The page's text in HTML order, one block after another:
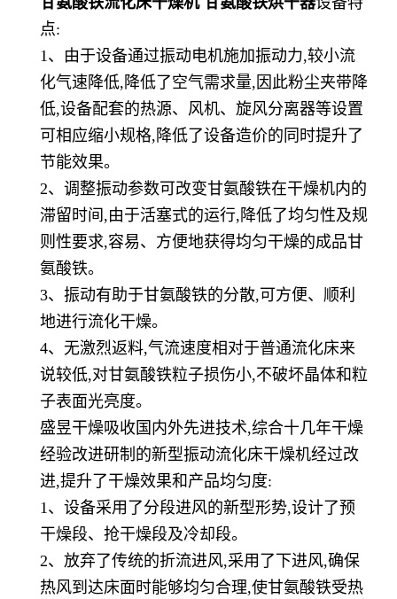
点:
1、由于设备通过振动电机施加振动力,较小流
化气速降低,降低了空气需求量,因此粉尘夹带降
低,设备配套的热源、风机、旋风分离器等设置
可相应缩小规格,降低了设备造价的同时提升了
节能效果。
2、调整振动参数可改变甘氨酸铁在干燥机内的
滞留时间,由于活塞式的运行,降低了均匀性及规
则性要求,容易、方便地获得均匀干燥的成品甘
氨酸铁。
3、振动有助于甘氨酸铁的分散,可方便、顺利
地进行流化干燥。
4、无激烈返料,气流速度相对于普通流化床来
说较低,对甘氨酸铁粒子损伤小,不破坏晶体和粒
子表面光亮度。
盛昱干燥吸收国内外先进技术,综合十几年干燥
经验改进研制的新型振动流化床干燥机经过改
进,提升了干燥效果和产品均匀度:
1、设备采用了分段进风的新型形势,设计了预
干燥段、抢干燥段及冷却段。
2、放弃了传统的折流进风,采用了下进风,确保
热风到达床面时能够均匀合理,使甘氨酸铁受热